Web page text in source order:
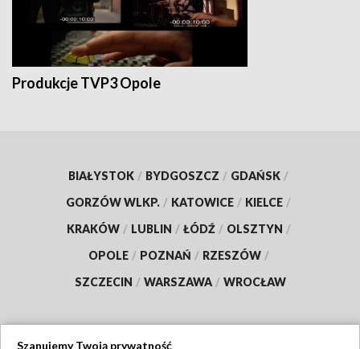
Produkcje TVP3 Opole
BIAŁYSTOK / BYDGOSZCZ / GDAŃSK /
GORZÓW WLKP. / KATOWICE / KIELCE /
KRAKÓW / LUBLIN / ŁÓDŹ / OLSZTYN /
OPOLE / POZNAŃ / RZESZÓW /
SZCZECIN / WARSZAWA / WROCŁAW
Szanujemy Twoją prywatność